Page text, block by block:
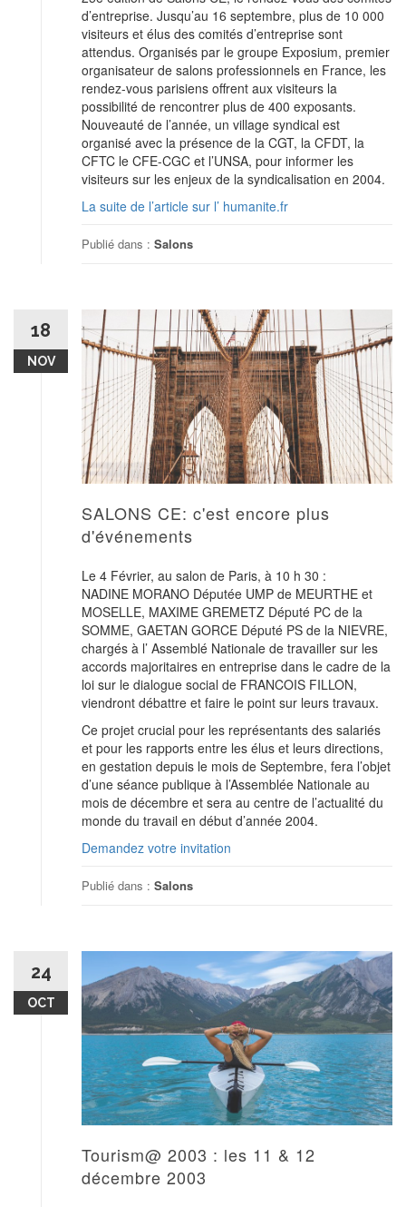
d’entreprise. Jusqu’au 16 septembre, plus de 10 000
visiteurs et élus des comités d’entreprise sont
attendus. Organisés par le groupe Exposium, premier
organisateur de salons professionnels en France, les
rendez-vous parisiens offrent aux visiteurs la
possibilité de rencontrer plus de 400 exposants.
Nouveauté de l’année, un village syndical est
organisé avec la présence de la CGT, la CFDT, la
CFTC le CFE-CGC et l’UNSA, pour informer les
visiteurs sur les enjeux de la syndicalisation en 2004.
La suite de l’article sur l’ humanite.fr
Publié dans : Salons
18
NOV
SALONS CE: c'est encore plus
d'événements
Le 4 Février, au salon de Paris, à 10 h 30 :
NADINE MORANO Députée UMP de MEURTHE et
MOSELLE, MAXIME GREMETZ Député PC de la
SOMME, GAETAN GORCE Député PS de la NIEVRE,
chargés à l’ Assemblé Nationale de travailler sur les
accords majoritaires en entreprise dans le cadre de la
loi sur le dialogue social de FRANCOIS FILLON,
viendront débattre et faire le point sur leurs travaux.
Ce projet crucial pour les représentants des salariés
et pour les rapports entre les élus et leurs directions,
en gestation depuis le mois de Septembre, fera l’objet
d’une séance publique à l’Assemblée Nationale au
mois de décembre et sera au centre de l’actualité du
monde du travail en début d’année 2004.
Demandez votre invitation
Publié dans : Salons
24
OCT
Tourism@ 2003 : les 11 & 12
décembre 2003